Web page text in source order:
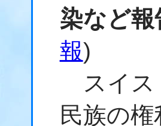
染など
報)
スイス
民族の